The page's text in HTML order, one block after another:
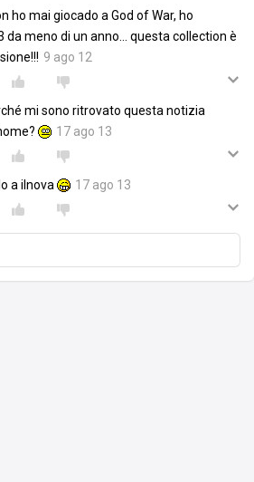
ho mai giocado a God of War, ho
da meno di un anno... questa collection è
9 ago 12
mi sono ritrovato questa notizia
17 ago 13
a ilnova
17 ago 13